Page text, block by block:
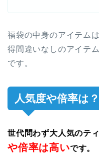
福袋の中身のアイテム
得間違いなしのアイテ
です。
人気度や倍率は？
世代問わず大人気のテ
や倍率は高いです。